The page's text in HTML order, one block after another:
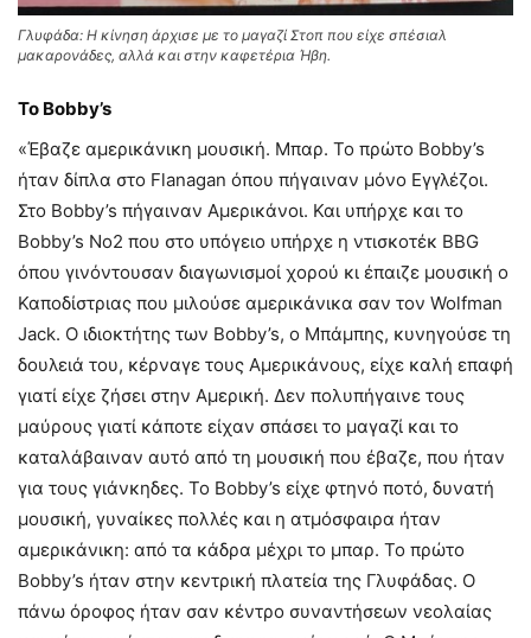
Γλυφάδα: Η κίνηση άρχισε με το μαγαζί Στοπ που είχε σπέσιαλ
μακαρονάδες, αλλά και στην καφετέρια Ήβη.
Το Bobby’s
«Έβαζε αμερικάνικη μουσική. Μπαρ. Το πρώτο Bobby’s
ήταν δίπλα στο Flanagan όπου πήγαιναν μόνο Εγγλέζοι.
Στο Bobby’s πήγαιναν Αμερικάνοι. Και υπήρχε και το
Bobby’s No2 που στο υπόγειο υπήρχε η ντισκοτέκ BBG
όπου γινόντουσαν διαγωνισμοί χορού κι έπαιζε μουσική ο
Καποδίστριας που μιλούσε αμερικάνικα σαν τον Wolfman
Jack. Ο ιδιοκτήτης των Bobby’s, ο Μπάμπης, κυνηγούσε τη
δουλειά του, κέρναγε τους Αμερικάνους, είχε καλή επαφή
γιατί είχε ζήσει στην Αμερική. Δεν πολυπήγαινε τους
μαύρους γιατί κάποτε είχαν σπάσει το μαγαζί και το
καταλάβαιναν αυτό από τη μουσική που έβαζε, που ήταν
για τους γιάνκηδες. Το Bobby’s είχε φτηνό ποτό, δυνατή
μουσική, γυναίκες πολλές και η ατμόσφαιρα ήταν
αμερικάνικη: από τα κάδρα μέχρι το μπαρ. Το πρώτο
Bobby’s ήταν στην κεντρική πλατεία της Γλυφάδας. Ο
πάνω όροφος ήταν σαν κέντρο συναντήσεων νεολαίας